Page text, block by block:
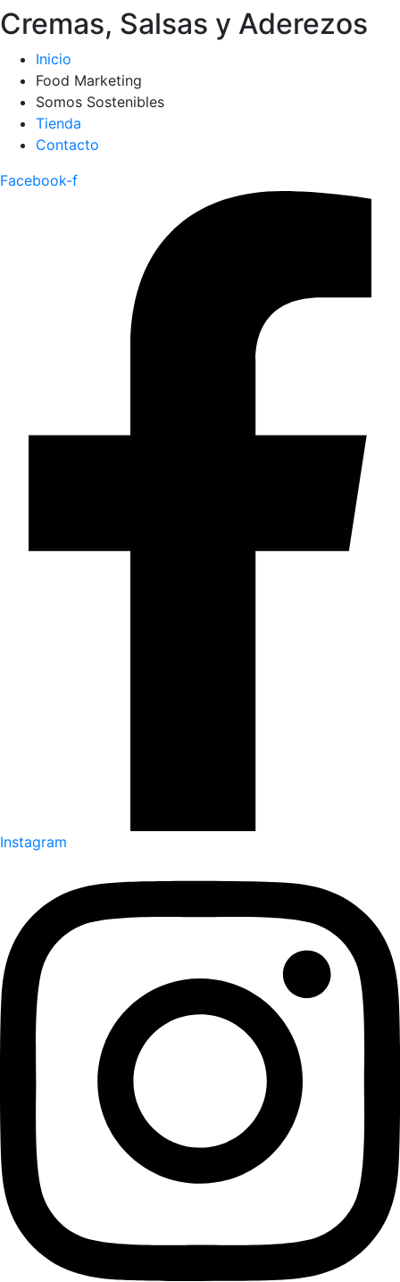
Cremas, Salsas y Aderezos
Inicio
Food Marketing
Somos Sostenibles
Tienda
Contacto
Facebook-f
Instagram